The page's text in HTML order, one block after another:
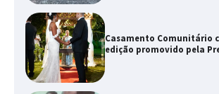
Casamento Comunitário
edição promovido pela